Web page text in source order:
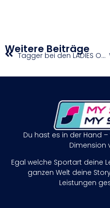
Weitere Beiträge Tagger bei den LADIES OPEN Amstetten mit hohen Ambitionen
Du hast es in der Hand
Dimension
Egal welche Sportart deine
ganzen Welt deine
Leistungen